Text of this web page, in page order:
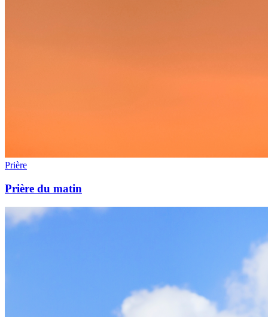
Prière
Prière du matin